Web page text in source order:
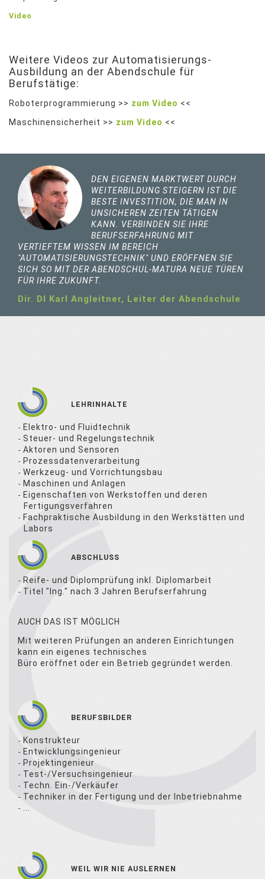
Video
Weitere Videos zur Automatisierungs-
Ausbildung an der Abendschule für
Berufstätige:
Roboterprogrammierung >> zum Video <<
Maschinensicherheit >> zum Video <<
DEN EIGENEN MARKTWERT DURCH
WEITERBILDUNG STEIGERN IST DIE
BESTE INVESTITION, DIE MAN IN
UNSICHEREN ZEITEN TÄTIGEN
KANN. VERBINDEN SIE IHRE
BERUFSERFAHRUNG MIT
VERTIEFTEM WISSEN IM BEREICH
"AUTOMATISIERUNGSTECHNIK" UND ERÖFFNEN SIE
SICH SO MIT DER ABENDSCHUL-MATURA NEUE TÜREN
FÜR IHRE ZUKUNFT.
Dir. DI Karl Angleitner, Leiter der Abendschule
LEHRINHALTE
Elektro- und Fluidtechnik
Steuer- und Regelungstechnik
Aktoren und Sensoren
Prozessdatenverarbeitung
Werkzeug- und Vorrichtungsbau
Maschinen und Anlagen
Eigenschaften von Werkstoffen und deren
Fertigungsverfahren
Fachpraktische Ausbildung in den Werkstätten und
Labors
ABSCHLUSS
Reife- und Diplomprüfung inkl. Diplomarbeit
Titel "Ing." nach 3 Jahren Berufserfahrung
AUCH DAS IST MÖGLICH
Mit weiteren Prüfungen an anderen Einrichtungen
kann ein eigenes technisches
Büro eröffnet oder ein Betrieb gegründet werden.
BERUFSBILDER
Konstrukteur
Entwicklungsingenieur
Projektingenieur
Test-/Versuchsingenieur
Techn. Ein-/Verkäufer
Techniker in der Fertigung und der Inbetriebnahme
...
WEIL WIR NIE AUSLERNEN